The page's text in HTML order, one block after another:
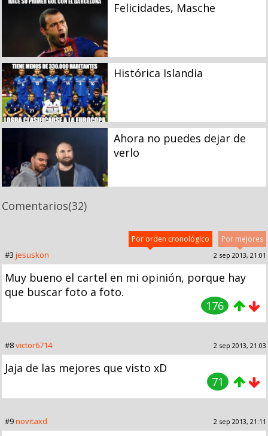
Felicidades, Masche
Histórica Islandia
Ahora no puedes dejar de
verlo
Comentarios(32)
Por mejores
Por orden cronológico
#3 jesuskon 2 sep 2013, 21:01
Muy bueno el cartel en mi opinión, porque hay
que buscar foto a foto.
176
#8victor6714 2 sep 2013, 21:03
Jaja de las mejores que visto xD
71
#9novitaxd 2 sep 2013, 21:11